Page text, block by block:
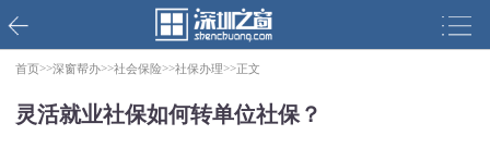
首页>>深窗帮办>>社会保险>>社保办理>>正文
灵活就业社保如何转单位社保？